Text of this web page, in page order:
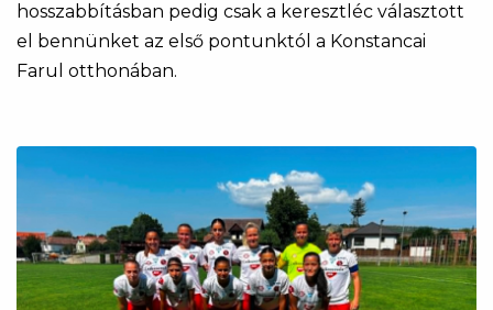
hosszabbításban pedig csak a keresztléc választott
el bennünket az első pontunktól a Konstancai
Farul otthonában.